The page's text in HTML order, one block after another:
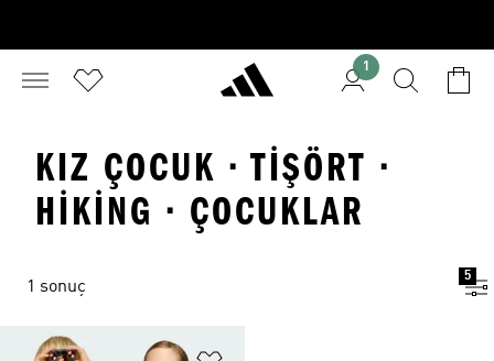
1
KIZ ÇOCUK · TIŞÖRT ·
HIKING · ÇOCUKLAR
1 sonuç
5